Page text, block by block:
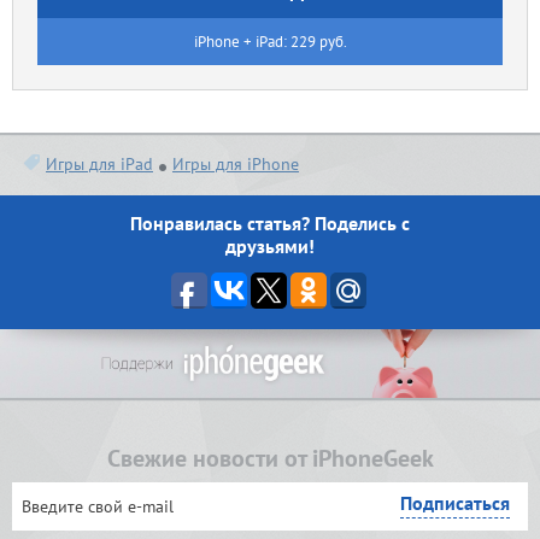
iPhone + iPad: 229 руб.
Игры для iPad Игры для iPhone
Понравилась статья? Поделись с
друзьями!
Свежие новости от iPhoneGeek